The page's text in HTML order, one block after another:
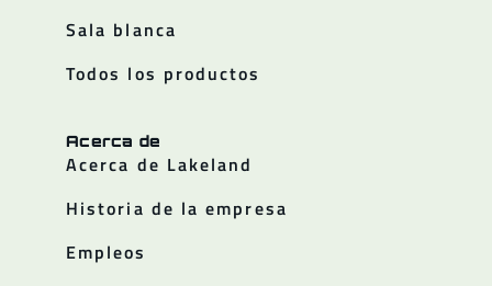
Sala blanca
Todos los productos
Acerca de
Acerca de Lakeland
Historia de la empresa
Empleos